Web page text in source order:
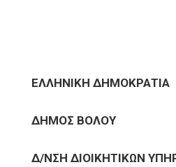
ΕΛΛΗΝΙΚΗ ΔΗΜΟΚΡΑΤΙΑ
ΔΗΜΟΣ ΒΟΛΟΥ
Δ/ΝΣΗ ΔΙΟΙΚΗΤΙΚΩΝ